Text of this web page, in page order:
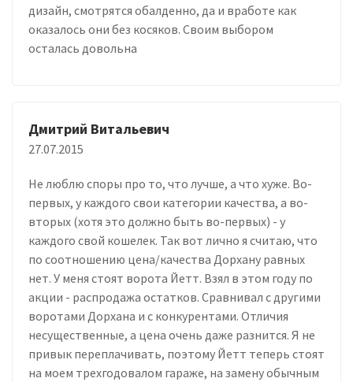
дизайн, смотрятся обалденно, да и вработе как
оказалось они без косяков. Своим выбором
осталась довольна
Дмитрий Витальевич
27.07.2015
Не люблю споры про то, что лучше, а что хуже. Во-
первых, у каждого свои категории качества, а во-
вторых (хотя это должно быть во-первых) - у
каждого свой кошелек. Так вот лично я считаю, что
по соотношению цена/качества Дорхану равных
нет. У меня стоят ворота Йетт. Взял в этом году по
акции - распродажа остатков. Сравнивал с другими
воротами Дорхана и с конкурентами. Отличия
несущественные, а цена очень даже разнится. Я не
привык переплачивать, поэтому Йетт теперь стоят
на моем трехгодовалом гараже, на замену обычным